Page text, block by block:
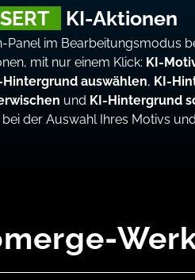
KI-Aktionen
Panel im Bearbeitungsmodus
mit nur einem Klick: KI-
Hintergrund auswählen, KI-
und KI-Hintergrund
bei der Auswahl Ihres Motivs